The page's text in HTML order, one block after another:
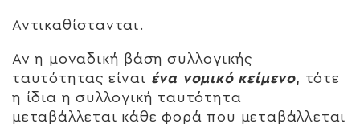
Αντικαθίστανται.
Αν η μοναδική βάση συλλογικής
ταυτότητας είναι ένα νομικό κείμενο, τότε
η ίδια η συλλογική ταυτότητα
μεταβάλλεται κάθε φορά που μεταβάλλεται